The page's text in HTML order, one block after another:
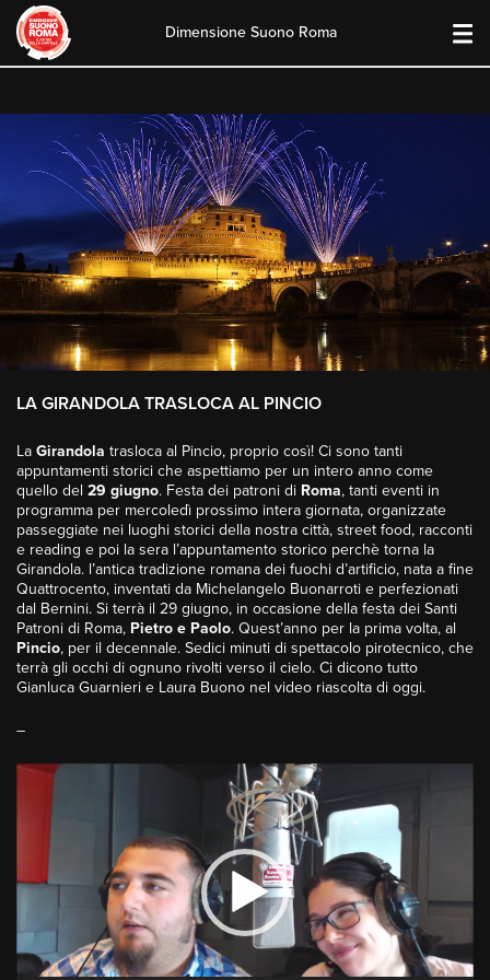
content
Dimensione Suono Roma
LA GIRANDOLA TRASLOCA AL PINCIO
La Girandola trasloca al Pincio, proprio così! Ci sono tanti
appuntamenti storici che aspettiamo per un intero anno come
quello del 29 giugno. Festa dei patroni di Roma, tanti eventi in
programma per mercoledì prossimo intera giornata, organizzate
passeggiate nei luoghi storici della nostra città, street food, racconti
e reading e poi la sera l’appuntamento storico perchè torna la
Girandola. l’antica tradizione romana dei fuochi d’artificio, nata a fine
Quattrocento, inventati da Michelangelo Buonarroti e perfezionati
dal Bernini. Si terrà il 29 giugno, in occasione della festa dei Santi
Patroni di Roma, Pietro e Paolo. Quest’anno per la prima volta, al
Pincio, per il decennale. Sedici minuti di spettacolo pirotecnico, che
terrà gli occhi di ognuno rivolti verso il cielo. Ci dicono tutto
Gianluca Guarnieri e Laura Buono nel video riascolta di oggi.
–
Video